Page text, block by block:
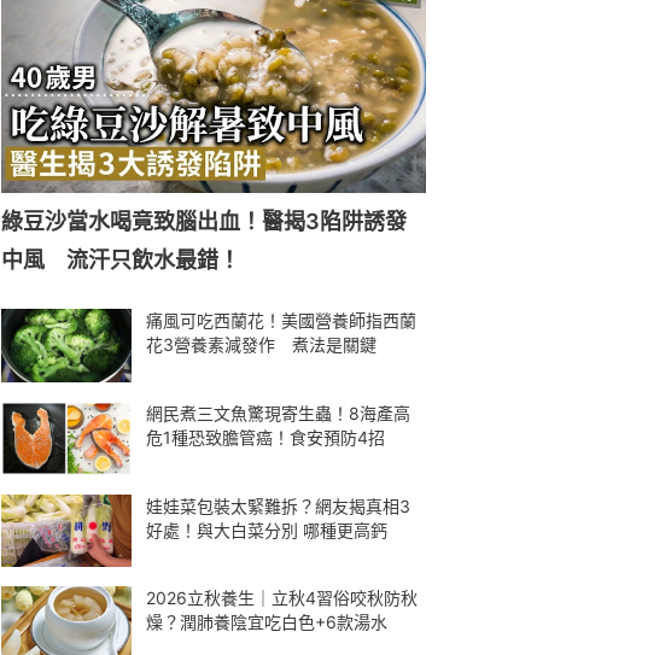
綠豆沙當水喝竟致腦出血！醫揭3陷阱誘發
中風 流汗只飲水最錯！
痛風可吃西蘭花！美國營養師指西蘭
花3營養素減發作 煮法是關鍵
網民煮三文魚驚現寄生蟲！8海產高
危1種恐致膽管癌！食安預防4招
娃娃菜包裝太緊難拆？網友揭真相3
好處！與大白菜分別 哪種更高鈣
2026立秋養生｜立秋4習俗咬秋防秋
燥？潤肺養陰宜吃白色+6款湯水